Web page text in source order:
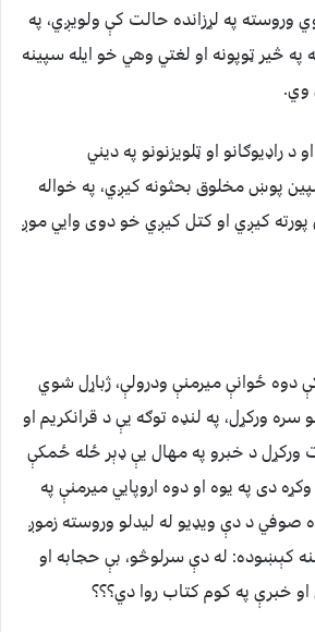
وروسته په لړزانده حالت کې ولویږي، په
څیر ټوپونه او لغتي وهي خو ایله سپینه
وي.
د راډیوګانو او ټلویزنونو په دیني
پوښ مخلوق بحثونه کیږي، په خواله
پورته کیږي او کتل کیږي خو دوی وایي موږ
دوه ځوانې میرمنې ودرولې، ژباړل شوي
سره ورکړل، په لنډه توګه یې د قرانکریم او
ورکړل د خبرو په مهال یې ډېر ځله ځمکې
دی په یوه او دوه اروپایي میرمنې په
صوفي د دې ویډیو له لیدلو وروسته زموږ
کېښوده: له دې سرلوڅو، بې حجابه او
خبرې په کوم کتاب روا دي؟؟؟